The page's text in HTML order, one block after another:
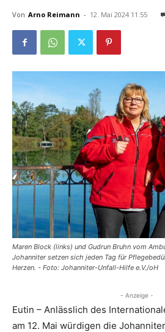
Von Arno Reimann - 12. Mai 2024 11:55
Maren Block (links) und Gudrun Bruhn vom
Johanniter setzen sich jeden Tag für
Herzen. - Foto: Johanniter-Unfall-Hilfe e.V./oH
- Anzeige -
Eutin – Anlässlich des
am 12. Mai würdigen die